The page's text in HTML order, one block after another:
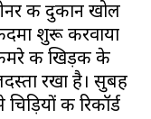
की दुकान खोल
शुरू करवाया
की खिड़की के
रखा है। सुबह
की रिकॉर्ड